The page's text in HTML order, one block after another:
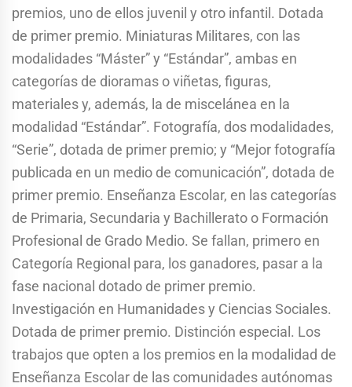
premios, uno de ellos juvenil y otro infantil. Dotada
de primer premio. Miniaturas Militares, con las
modalidades “Máster” y “Estándar”, ambas en
categorías de dioramas o viñetas, figuras,
materiales y, además, la de miscelánea en la
modalidad “Estándar”. Fotografía, dos modalidades,
“Serie”, dotada de primer premio; y “Mejor fotografía
publicada en un medio de comunicación”, dotada de
primer premio. Enseñanza Escolar, en las categorías
de Primaria, Secundaria y Bachillerato o Formación
Profesional de Grado Medio. Se fallan, primero en
Categoría Regional para, los ganadores, pasar a la
fase nacional dotado de primer premio.
Investigación en Humanidades y Ciencias Sociales.
Dotada de primer premio. Distinción especial. Los
trabajos que opten a los premios en la modalidad de
Enseñanza Escolar de las comunidades autónomas